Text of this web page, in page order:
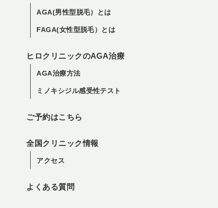
AGA(男性型脱毛）とは
FAGA(女性型脱毛）とは
ヒロクリニックのAGA治療
AGA治療方法
ミノキシジル感受性テスト
ご予約はこちら
全国クリニック情報
アクセス
よくある質問